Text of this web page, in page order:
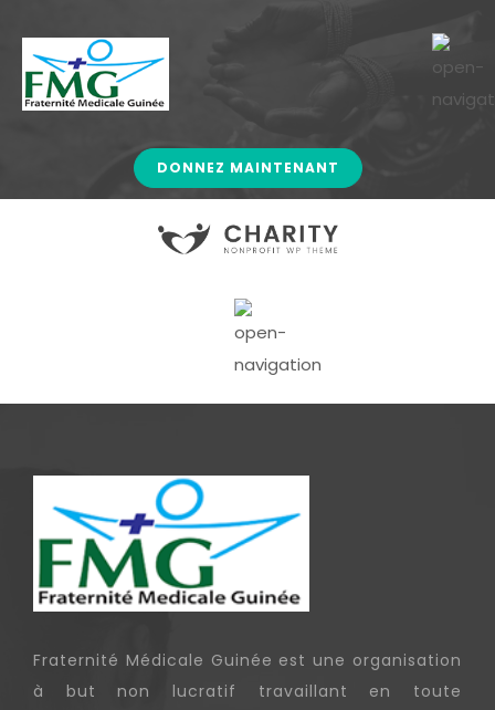
DONNEZ MAINTENANT
Fraternité Médicale Guinée est une organisation
à but non lucratif travaillant en toute